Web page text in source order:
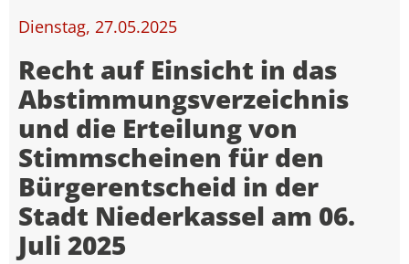
Dienstag, 27.05.2025
Recht auf Einsicht in das
Abstimmungsverzeichnis
und die Erteilung von
Stimmscheinen für den
Bürgerentscheid in der
Stadt Niederkassel am 06.
Juli 2025